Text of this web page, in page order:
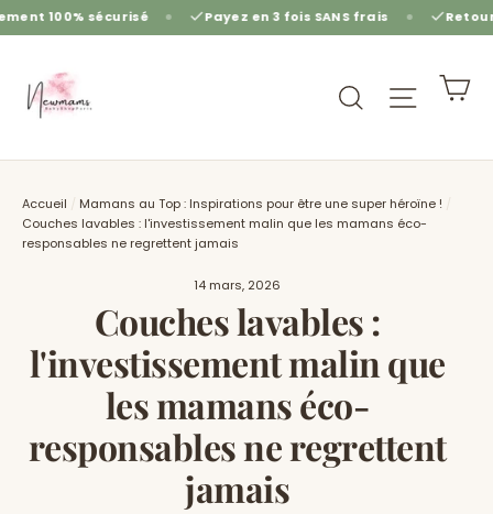
Passer
au
contenu
Payez en 3 fois SANS frais Retours gratuits
Rechercher
Accueil / Mamans au Top : Inspirations pour être une super héroïne ! /
Couches lavables : l'investissement malin que les mamans éco-
responsables ne regrettent jamais
14 mars, 2026
Couches lavables :
l'investissement malin que
les mamans éco-
responsables ne regrettent
jamais